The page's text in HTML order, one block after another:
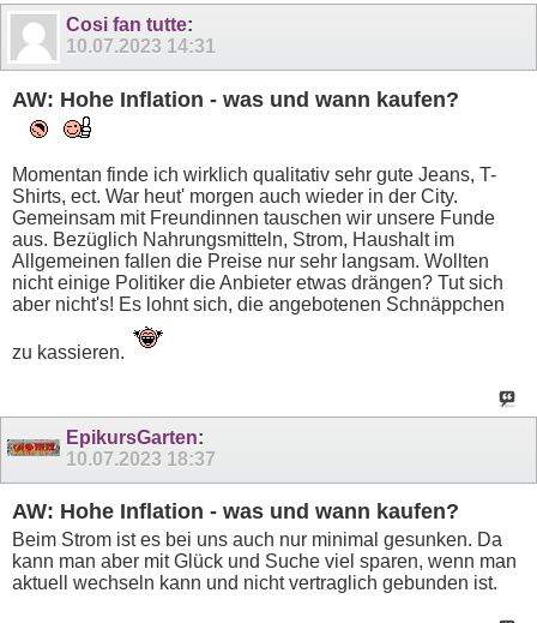
Cosi fan tutte:
10.07.2023 14:31
AW: Hohe Inflation - was und wann kaufen?
Momentan finde ich wirklich qualitativ sehr gute Jeans, T-
Shirts, ect. War heut' morgen auch wieder in der City.
Gemeinsam mit Freundinnen tauschen wir unsere Funde
aus. Bezüglich Nahrungsmitteln, Strom, Haushalt im
Allgemeinen fallen die Preise nur sehr langsam. Wollten
nicht einige Politiker die Anbieter etwas drängen? Tut sich
aber nicht's! Es lohnt sich, die angebotenen Schnäppchen
zu kassieren.
EpikursGarten:
10.07.2023 18:37
AW: Hohe Inflation - was und wann kaufen?
Beim Strom ist es bei uns auch nur minimal gesunken. Da
kann man aber mit Glück und Suche viel sparen, wenn man
aktuell wechseln kann und nicht vertraglich gebunden ist.